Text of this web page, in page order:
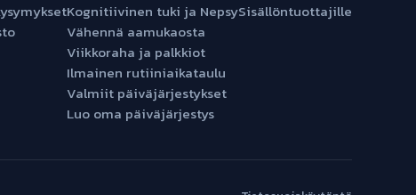
Kognitiivinen tuki ja Nepsy
Vähennä aamukaosta
Viikkoraha ja palkkiot
Ilmainen rutiiniaikataulu
Valmiit päiväjärjestykset
Luo oma päiväjärjestys
Sisällöntuottajille